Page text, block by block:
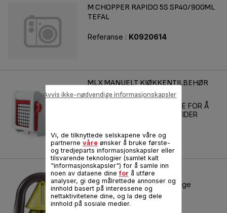
M CHOPPER RAPIDO 5S SP40/900ML
TEFAL
Referanse : K0920614
MLX MANUELT KJØKKENTILBEHØR
AV PLAST
EN ENKEL FREMGANGSMÅTE FOR Å
TILBEREDE ALLE DINE MÅLTIDER
SPIRALIZER INGENIO
Bruk dine grønnsaker til å lage
kreative, sunne måltider!
Referanse :K2298014
Vi, de tilknyttede selskapene våre og
partnerne våreønsker å bruke første-
og tredjeparts informasjonskapsler eller
tilsvarende teknologier (samlet kalt
"informasjonskapsler") for å samle inn
noen av dataene dinefor å utføre
analyser, gi deg målrettede annonser og
innhold basert på interessene og
nettaktivitetene dine, og la deg dele
innhold på sosiale medier.
Avvis ikke-nødvendige informasjonskapsler